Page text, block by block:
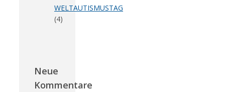
WELTAUTISMUSTAG
(4)
Neue
Kommentare